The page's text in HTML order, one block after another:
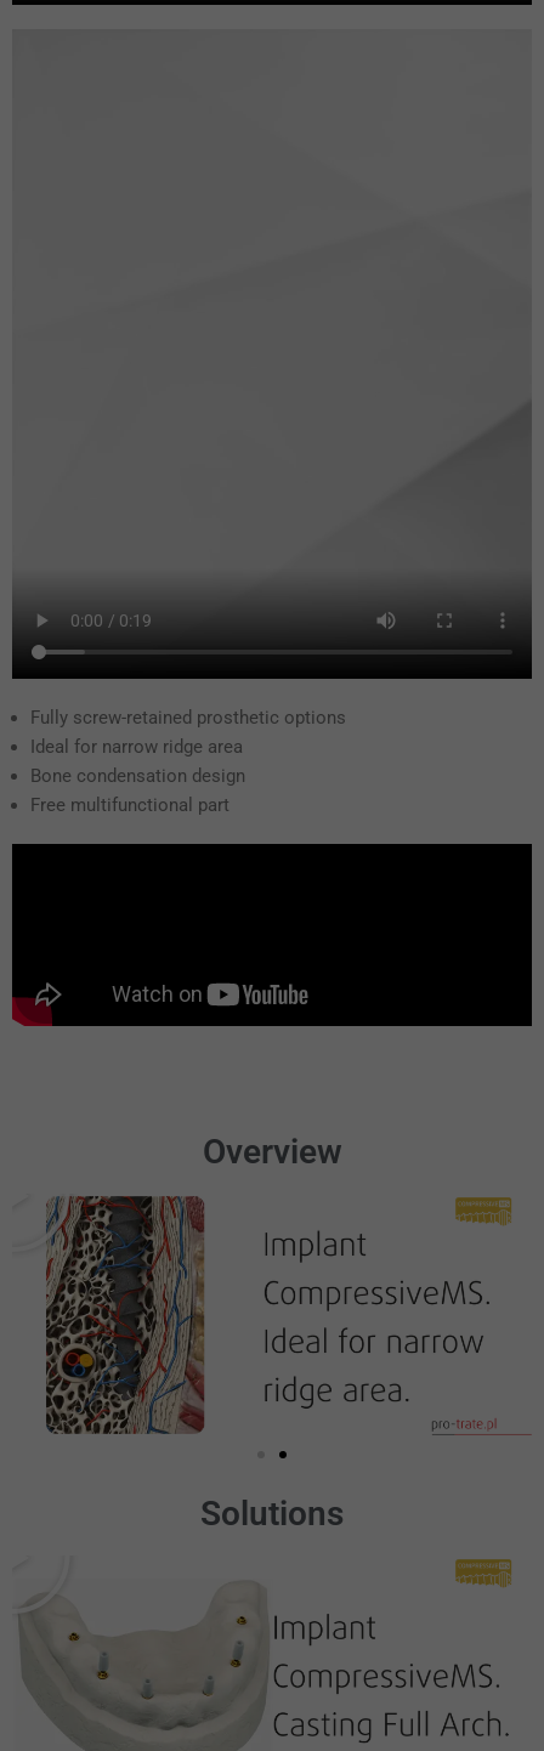
Fully screw-retained prosthetic options
Ideal for narrow ridge area
Bone condensation design
Free multifunctional part
Overview
Solutions